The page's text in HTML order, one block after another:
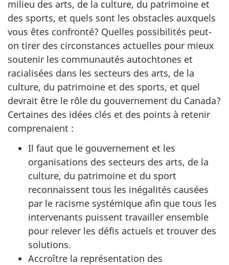
milieu des arts, de la culture, du patrimoine et
des sports, et quels sont les obstacles auxquels
vous êtes confronté? Quelles possibilités peut-
on tirer des circonstances actuelles pour mieux
soutenir les communautés autochtones et
racialisées dans les secteurs des arts, de la
culture, du patrimoine et des sports, et quel
devrait être le rôle du gouvernement du Canada?
Certaines des idées clés et des points à retenir
comprenaient :
Il faut que le gouvernement et les
organisations des secteurs des arts, de la
culture, du patrimoine et du sport
reconnaissent tous les inégalités causées
par le racisme systémique afin que tous les
intervenants puissent travailler ensemble
pour relever les défis actuels et trouver des
solutions.
Accroître la représentation des